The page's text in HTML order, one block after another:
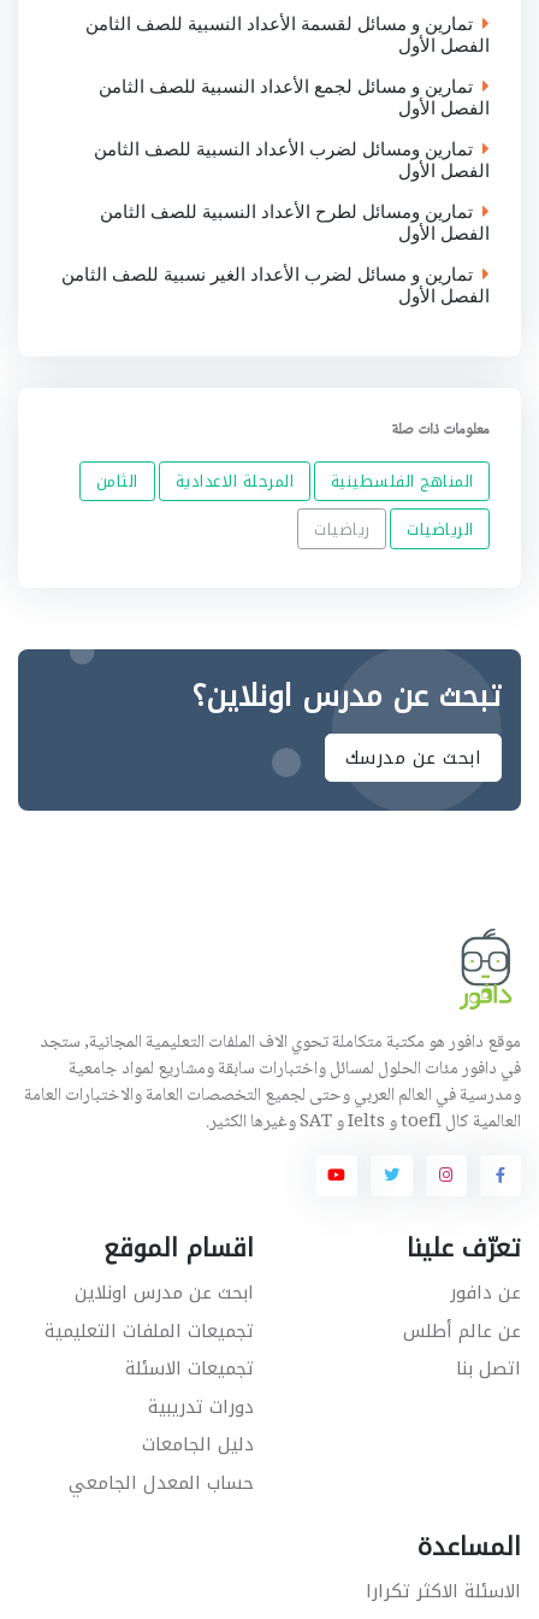
تمارين و مسائل لقسمة الأعداد النسبية للصف الثامن
الفصل الأول
تمارين و مسائل لجمع الأعداد النسبية للصف الثامن
الفصل الأول
تمارين ومسائل لضرب الأعداد النسبية للصف الثامن
الفصل الأول
تمارين ومسائل لطرح الأعداد النسبية للصف الثامن
الفصل الأول
تمارين و مسائل لضرب الأعداد الغير نسبية للصف الثامن
الفصل الأول
معلومات ذات صلة
المناهج الفلسطينية المرحلة الاعدادية
الثامن
الرياضيات
رياضيات
تبحث عن مدرس اونلاين؟
ابحث عن مدرسك
موقع دافور هو مكتبة متكاملة تحوي الاف الملفات التعليمية المجانية, ستجد
في دافور مئات الحلول لمسائل واختبارات سابقة ومشاريع لمواد جامعية
ومدرسية في العالم العربي وحتى لجميع التخصصات العامة والاختبارات العامة
العالمية كال toefl و Ielts و SAT وغيرها الكثير.
تعرّف علينا
عن دافور
عن عالم أطلس
اتصل بنا
اقسام الموقع
ابحث عن مدرس اونلاين
تجميعات الملفات التعليمية
تجميعات الاسئلة
دورات تدريبية
دليل الجامعات
حساب المعدل الجامعي
المساعدة
الاسئلة الاكثر تكرارا